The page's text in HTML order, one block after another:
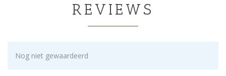
REVIEWS
Nog niet gewaardeerd